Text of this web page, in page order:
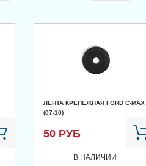
ЛЕНТА КРЕПЕЖНАЯ FORD C-MAX
(07-10)
50 РУБ
В НАЛИЧИИ